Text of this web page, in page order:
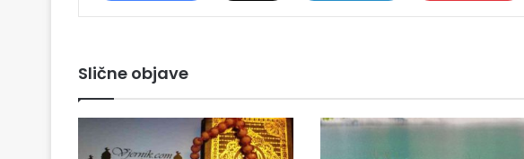
Slične objave